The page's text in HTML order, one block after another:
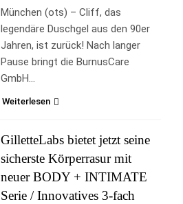
München (ots) – Cliff, das
legendäre Duschgel aus den 90er
Jahren, ist zurück! Nach langer
Pause bringt die BurnusCare
GmbH…
Weiterlesen
GilletteLabs bietet jetzt seine
sicherste Körperrasur mit
neuer BODY + INTIMATE
Serie / Innovatives 3-fach